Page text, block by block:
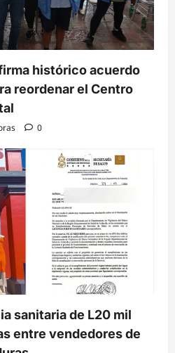
histórico acuerdo
reordenar el Centro
0
sanitaria de L20 mil
entre vendedores de